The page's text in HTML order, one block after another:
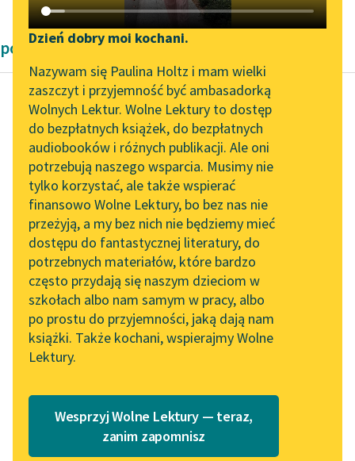
Katalog DAISY
Podkasty o książkach
Zgłoś brak utworu
Aktualności
Zapraszamy na spotkanie
online z tłumaczkami
literatury skandynawskiej
Spotkanie z Katarzyną
Tunkiel w Oslo
Wolne Lektury na 32.
Pol’and’Rock Festivalu
„Kochanek Lady
Chatterley” do słuchania
na Wolnych Lekturach
Nowy audiobook –
„Marzenie o Oriencie”
Narzędzia
Mapa Wolnych Lektur
Leśmianator
Przewodnik dla piszących i
czytających
API
OAI-PMH
Widget Wolnych Lektur
Przypisy
Katalog w formacie PDF
Dzień dobry moi kochani.
Nazywam się Paulina Holtz i mam wielki
zaszczyt i przyjemność być ambasadorką
Wolnych Lektur. Wolne Lektury to dostęp
do bezpłatnych książek, do bezpłatnych
audiobooków i różnych publikacji. Ale oni
potrzebują naszego wsparcia. Musimy nie
tylko korzystać, ale także wspierać
finansowo Wolne Lektury, bo bez nas nie
przeżyją, a my bez nich nie będziemy mieć
dostępu do fantastycznej literatury, do
potrzebnych materiałów, które bardzo
często przydają się naszym dzieciom w
szkołach albo nam samym w pracy, albo
po prostu do przyjemności, jaką dają nam
książki. Także kochani, wspierajmy Wolne
Lektury.
Wesprzyj Wolne Lektury — teraz,
zanim zapomnisz
powieści obyczajowe Bolesław Prus
Bolesław Prus
Placówka
— Każdy poda rękę
damie…
— Poloneza…
— Naprzód, muzyka!…
Ludzie z pochodniami
rozstawili się wzdłuż
Czytaj więcej